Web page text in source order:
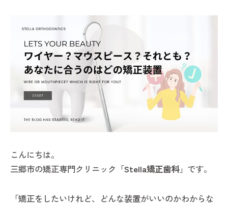
こんにちは。
三郷市の矯正専門クリニック「Stella矯正歯科」です。
「矯正をしたいけれど、どんな装置がいいのかわからな